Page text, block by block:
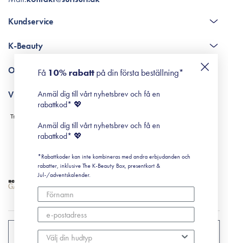
Kundservice
Poängshop - frågor och svar
K-Beauty
Retinol för nybörjare
Om Surisuri
Black Friday
Villkor
Leverans & Retur
Köpvillkor
Prenumerationsvillkor
Cookiepolicy
SVERIGE
Få 10% rabattpå din första beställning*
Anmäl dig till vårt nyhetsbrev och få en
rabattkod* 💖
Anmäl dig till vårt nyhetsbrev och få en
rabattkod* 💖
*Rabattkoder kan inte kombineras med andra erbjudanden och
rabatter, inklusive The K-Beauty Box, presentkort &
Jul-/adventskalender.